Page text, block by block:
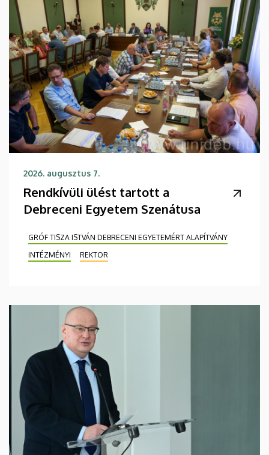
2026. augusztus 7.
Rendkívüli ülést tartott a
Debreceni Egyetem Szenátusa
GRÓF TISZA ISTVÁN DEBRECENI EGYETEMÉRT ALAPÍTVÁNY
INTÉZMÉNYI
REKTOR